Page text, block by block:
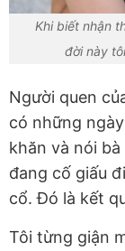
Khi biết nhận
đời này
Người quen
có những
khăn và nói
đang cố giấu
cổ. Đó là kết
Tôi từng giận